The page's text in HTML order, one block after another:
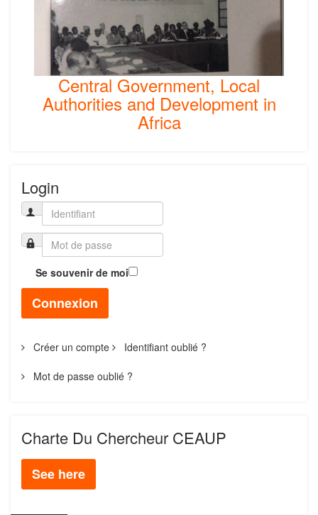
Central Government, Local
Authorities and Development in
Africa
Login
Se souvenir de moi
Connexion
Créer un compte Identifiant oublié ?
Mot de passe oublié ?
Charte Du Chercheur CEAUP
See here